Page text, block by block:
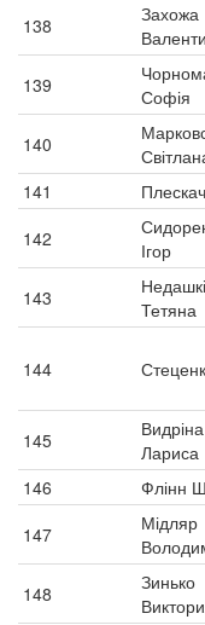
138
Захожа
139
Софія
140
141
142
Ігор
143
Тетяна
144
145
Видріна
Лариса
146
Флінн
147
Мідляр
148
Зинько